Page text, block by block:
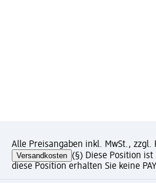
Alle Preisangaben inkl. MwSt., zzgl.
Versandkosten (§) Diese Position
diese Position erhalten Sie keine